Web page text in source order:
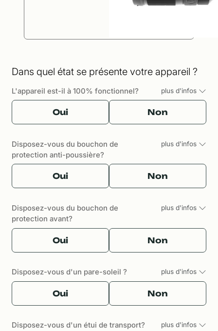
Dans quel état se présente votre appareil ?
L'appareil est-il à 100% fonctionnel? plus d'infos
Oui Non
Disposez-vous du bouchon de
protection anti-poussière?
plus d'infos
Oui Non
Disposez-vous du bouchon de
protection avant?
plus d'infos
Oui Non
Disposez-vous d'un pare-soleil ? plus d'infos
Oui Non
Disposez-vous d'un étui de transport? plus d'infos